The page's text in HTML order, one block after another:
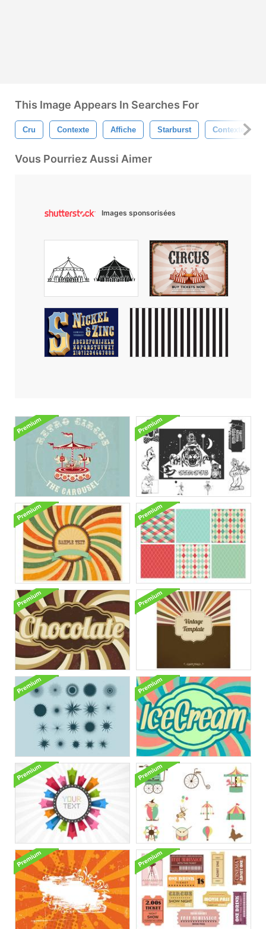
This Image Appears In Searches For
Cru Contexte Affiche Starburst Contexte
Vous Pourriez Aussi Aimer
Images sponsorisées